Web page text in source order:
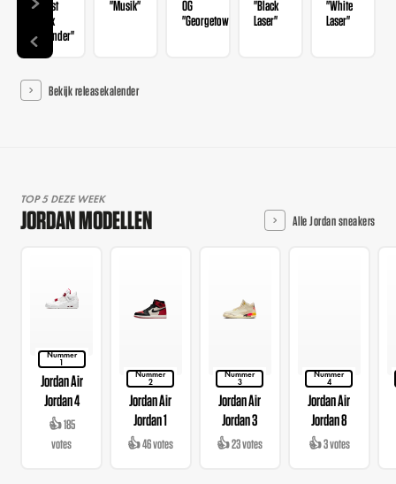
"Rust
Pink
Thunder"
"Musik"
OG
"Georgetown"
"Black
Laser"
"White
Laser"
Bekijk releasekalender
TOP 5 DEZE WEEK
JORDAN MODELLEN Alle Jordan sneakers
Nummer
1
Jordan Air
Jordan 4
👍 185
votes
Nummer
2
Jordan Air
Jordan 1
👍 46 votes
Nummer
3
Jordan Air
Jordan 3
👍 23 votes
Nummer
4
Jordan Air
Jordan 8
👍 3 votes